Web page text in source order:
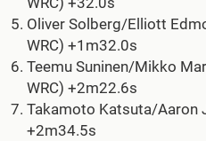
Oliver Solberg/Elliott
WRC) +1m32.0s
Teemu Suninen/Mikko
WRC) +2m22.6s
Takamoto Katsuta/Aaron
+2m34.5s